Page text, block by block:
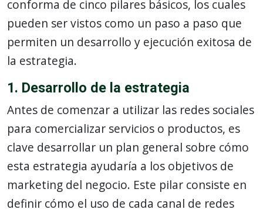
conforma de cinco pilares básicos, los cuales
pueden ser vistos como un paso a paso que
permiten un desarrollo y ejecución exitosa de
la estrategia.
1. Desarrollo de la estrategia
Antes de comenzar a utilizar las redes sociales
para comercializar servicios o productos, es
clave desarrollar un plan general sobre cómo
esta estrategia ayudaría a los objetivos de
marketing del negocio. Este pilar consiste en
definir cómo el uso de cada canal de redes